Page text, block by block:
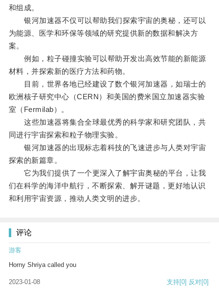
和组成。
银河加速器不仅可以帮助我们探索宇宙的奥秘，还可以
为能源、医学和环保等领域的研究提供新的数据和解决方
案。
例如，粒子碰撞实验可以帮助开发出高效节能的新能源
材料，并探索新的医疗方法和药物。
目前，世界各地已经建设了数个银河加速器，如瑞士的
欧洲核子研究中心（CERN）和美国的费米国立加速器实验
室（Fermilab）。
这些加速器将集合全球最优秀的科学家和研究团队，共
同进行宇宙探索和粒子物理实验。
银河加速器的出现标志着科技的飞速进步与人类对宇宙
探索的新篇章。
它为我们提供了一个更深入了解宇宙奥秘的平台，让我
们在科学的海洋中航行，不断探索、解开谜题，更好地认识
和利用宇宙资源，推动人类文明的进步。
评论
游客
Horny Shriya called you
2023-01-08 支持[0] 反对[0]